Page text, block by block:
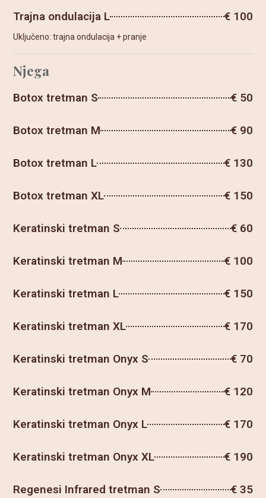
Trajna ondulacija L € 100
Uključeno: trajna ondulacija + pranje
Njega
Botox tretman S € 50
Botox tretman M € 90
Botox tretman L € 130
Botox tretman XL € 150
Keratinski tretman S € 60
Keratinski tretman M € 100
Keratinski tretman L € 150
Keratinski tretman XL € 170
Keratinski tretman Onyx S € 70
Keratinski tretman Onyx M € 120
Keratinski tretman Onyx L € 170
Keratinski tretman Onyx XL € 190
Regenesi Infrared tretman S € 35